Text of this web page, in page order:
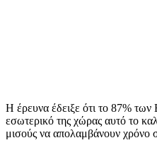
Η έρευνα έδειξε ότι το 87%
εσωτερικό της χώρας αυτό το
μισούς να απολαμβάνουν χρόνο